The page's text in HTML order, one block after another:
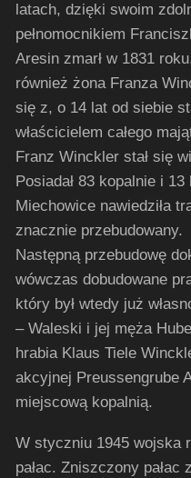
latach, dzięki swoim
pełnomocnikiem
Aresin zmarł w 1831
również żona Franza
się z, o 14 lat od siebie
właścicielem całego
Franz Winckler stał się
Posiadał 83 kopalnie i
Miechowice nawiedziła
znacznie przebudowany.
Następną przebudowę
wówczas dobudowane
który był wtedy już
– Waleski i jej męża
hrabia Klaus Tiele
akcyjnej Preussengrube
miejscową kopalnią.
W styczniu 1945 wojska
pałac. Zniszczony pałac